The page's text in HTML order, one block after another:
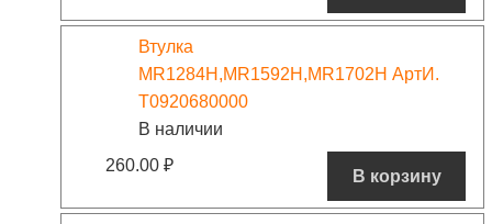
Втулка
MR1284H,MR1592H,MR1702H АртИ.
T0920680000
В наличии
260.00 ₽
В корзину